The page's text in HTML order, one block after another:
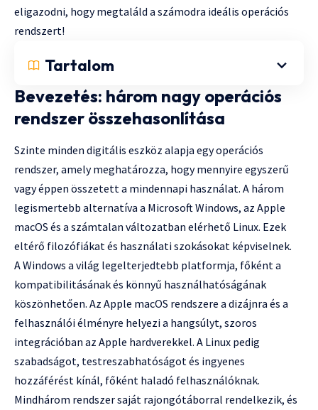
eligazodni, hogy megtaláld a számodra ideális operációs
rendszert!
Tartalom
Bevezetés: három nagy operációs
rendszer összehasonlítása
Szinte minden digitális eszköz alapja egy operációs
rendszer, amely meghatározza, hogy mennyire egyszerű
vagy éppen összetett a mindennapi használat. A három
legismertebb alternatíva a Microsoft Windows, az Apple
macOS és a számtalan változatban elérhető Linux. Ezek
eltérő filozófiákat és használati szokásokat képviselnek.
A Windows a világ legelterjedtebb platformja, főként a
kompatibilitásának és könnyű használhatóságának
köszönhetően. Az Apple macOS rendszere a dizájnra és a
felhasználói élményre helyezi a hangsúlyt, szoros
integrációban az Apple hardverekkel. A Linux pedig
szabadságot, testreszabhatóságot és ingyenes
hozzáférést kínál, főként haladó felhasználóknak.
Mindhárom rendszer saját rajongótáborral rendelkezik, és